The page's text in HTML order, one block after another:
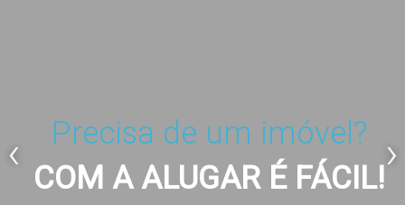
‹ ›
Precisa de um imóvel?
COM A ALUGAR É FÁCIL!